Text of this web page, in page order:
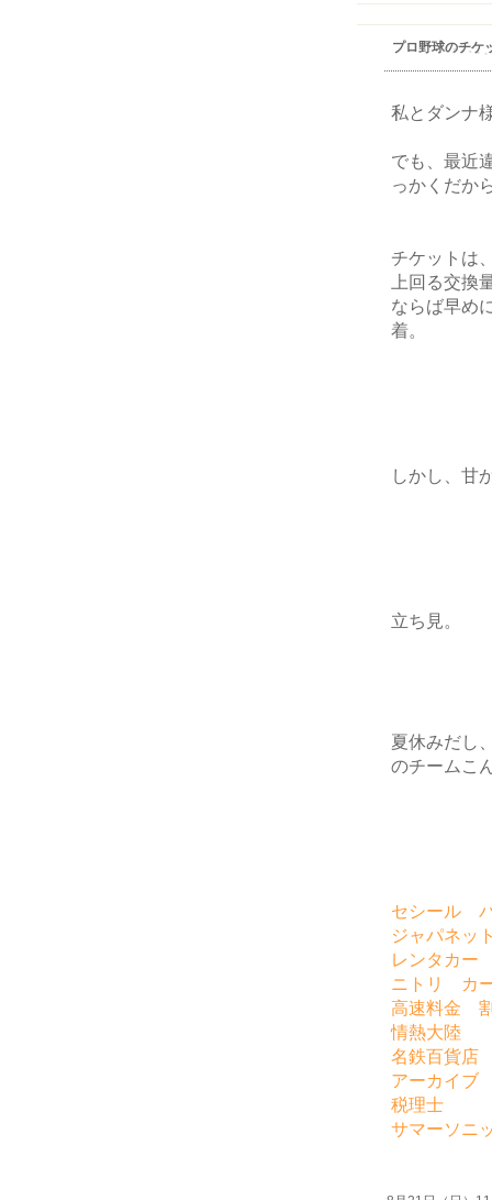
プロ野球のチケ
私とダンナ
でも、最近
っかくだか
チケットは
上回る交換
ならば早め
着。
しかし、甘
立ち見。
夏休みだし
のチームこ
セシール
ジャパネ
レンタカ
ニトリ カ
高速料金
情熱大陸
名鉄百貨店
アーカイブ
税理士
サマーソニ